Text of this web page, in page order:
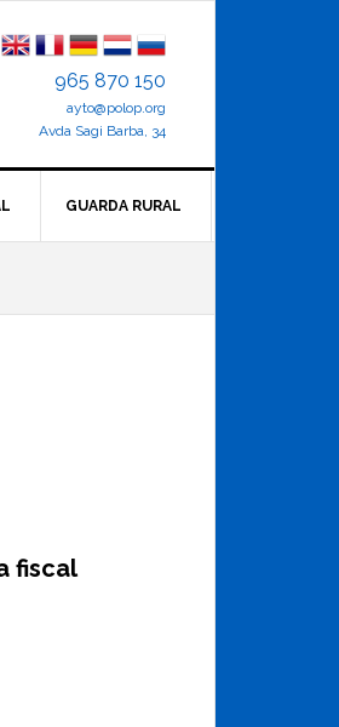
965 870 150
ayto@polop.org
Avda Sagi Barba, 34
GUARDA RURAL
fiscal